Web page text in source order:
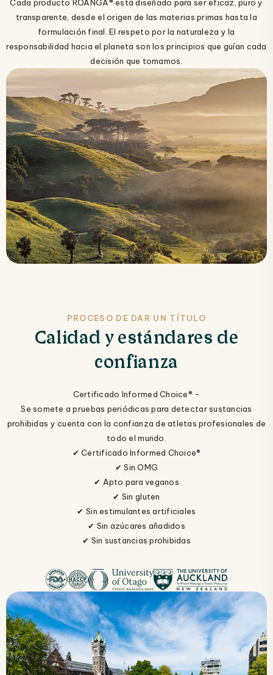
Cada producto ROANGA® está diseñado para ser eficaz, puro y
transparente, desde el origen de las materias primas hasta la
formulación final. El respeto por la naturaleza y la
responsabilidad hacia el planeta son los principios que guían cada
decisión que tomamos.
PROCESO DE DAR UN TÍTULO
Calidad y estándares de
confianza
Certificado Informed Choice® -
Se somete a pruebas periódicas para detectar sustancias
prohibidas y cuenta con la confianza de atletas profesionales de
todo el mundo.
✔ Certificado Informed Choice®
✔ Sin OMG
✔ Apto para veganos
✔ Sin gluten
✔ Sin estimulantes artificiales
✔ Sin azúcares añadidos
✔ Sin sustancias prohibidas